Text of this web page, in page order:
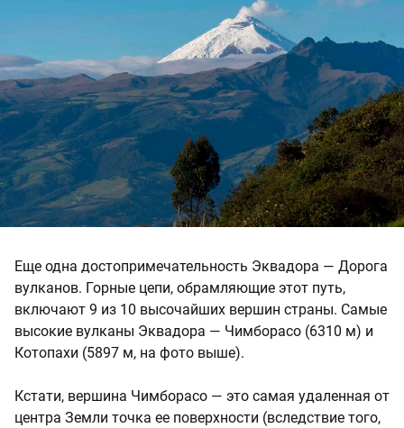
Еще одна достопримечательность Эквадора — Дорога
вулканов. Горные цепи, обрамляющие этот путь,
включают 9 из 10 высочайших вершин страны. Самые
высокие вулканы Эквадора — Чимборасо (6310 м) и
Котопахи (5897 м, на фото выше).
Кстати, вершина Чимборасо — это самая удаленная от
центра Земли точка ее поверхности (вследствие того,